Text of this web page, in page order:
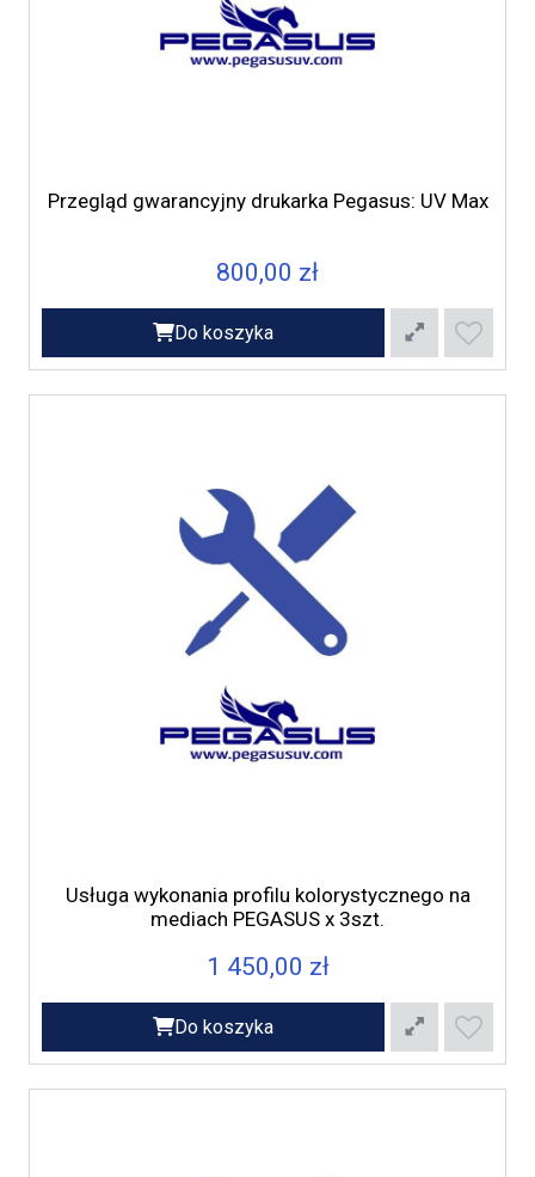
Przegląd gwarancyjny drukarka Pegasus: UV Max
800,00 zł
Do koszyka
Usługa wykonania profilu kolorystycznego na
mediach PEGASUS x 3szt.
1 450,00 zł
Do koszyka